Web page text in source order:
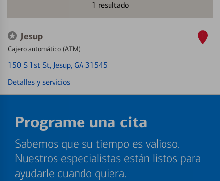
1 resultado
Jesup
Cajero automático (ATM)
150 S 1st St, Jesup, GA 31545
Detalles y servicios
1
Programe una cita
Sabemos que su tiempo es valioso.
Nuestros especialistas están listos para
ayudarle cuando quiera.